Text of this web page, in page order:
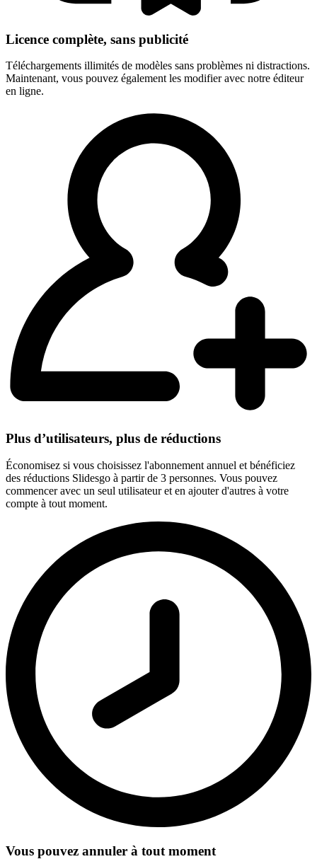
Licence complète, sans publicité
Téléchargements illimités de modèles sans problèmes ni distractions.
Maintenant, vous pouvez également les modifier avec notre éditeur
en ligne.
Plus d’utilisateurs, plus de réductions
Économisez si vous choisissez l'abonnement annuel et bénéficiez
des réductions Slidesgo à partir de 3 personnes. Vous pouvez
commencer avec un seul utilisateur et en ajouter d'autres à votre
compte à tout moment.
Vous pouvez annuler à tout moment